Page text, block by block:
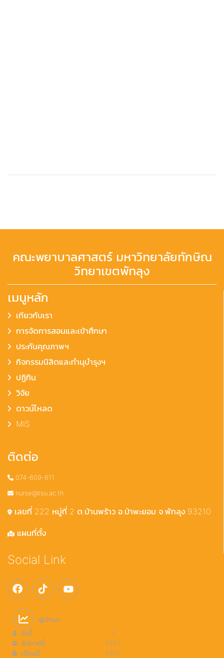
คณะพยาบาลศาสตร์ มหาวิทยาลัยทักษิณ
วิทยาเขตพัทลุง
เมนูหลัก
เกียวกับเรา
การจัดการสอนและเข้าศึกษา
ประกันคุณภาพฯ
กิจกรรมนิสิตและทำนุบำรุงฯ
ปฏิทิน
วิจัย
ดาวน์โหลด
MIS
ติดต่อ
074-609-611
nurse@tsu.ac.th
เลขที่ 222 หมู่ที่ 2 ต.บ้านพร้าว อ.ป่าพะยอม จ.พัทลุง 93210
แผนที่ตั้ง
Social Link
ผู้เข้าชม
วันนี้
2
สัปดาห์นี้
4962
เดือนนี้
4962